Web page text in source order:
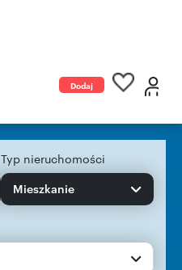
Dodaj
Typ nieruchomości
Mieszkanie